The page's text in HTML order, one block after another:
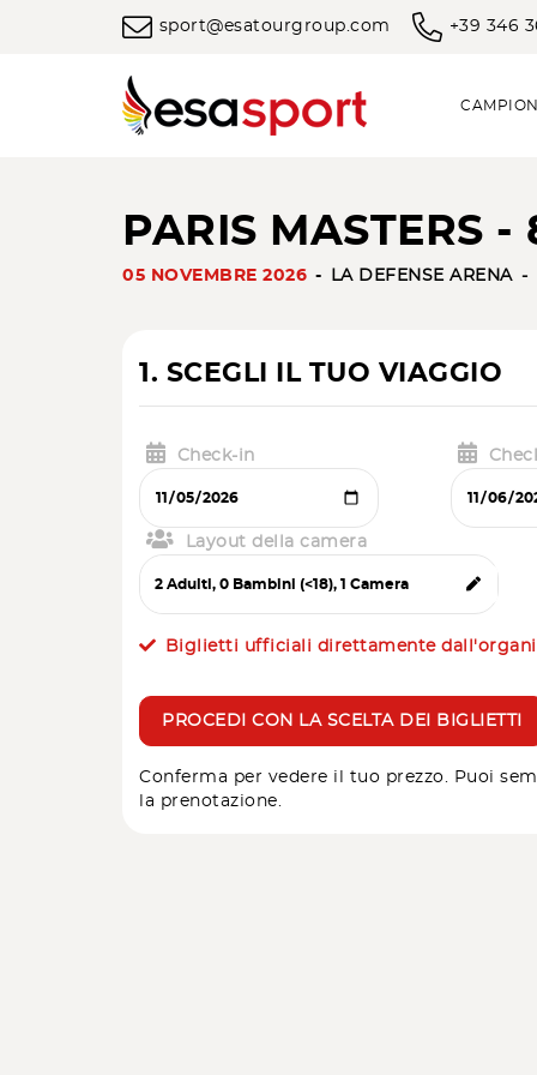
sport@esatourgroup.com +39 346
PARIS MASTERS
05 NOVEMBRE 2026 LA DEFENSE ARENA
1. SCEGLI IL TUO VIAGGIO
Check-in
Layout della camera
Biglietti ufficiali direttamente
PROCEDI CON LA SCELTA DEI BIGLIETTI
Conferma per vedere il tuo prezzo. Puoi
la prenotazione.